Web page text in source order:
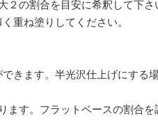
の割合を目安に希釈して下
重ね塗りしてください。
きます。半光沢仕上げにする
す。フラットベースの割合